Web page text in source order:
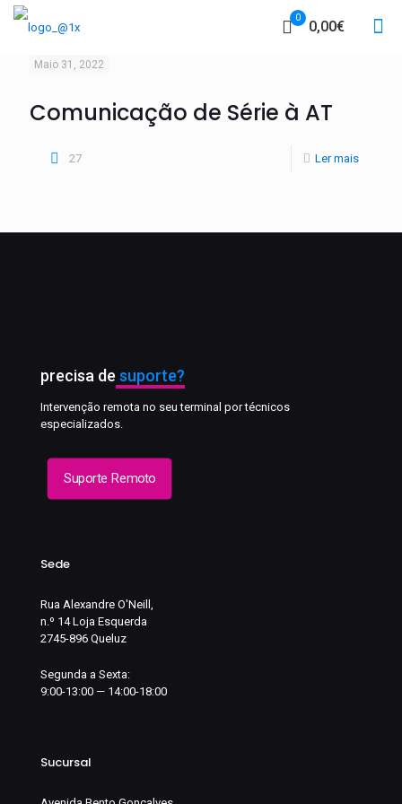
0
0,00€
Maio 31, 2022
Comunicação de Série à AT
27 Ler mais
precisa de suporte?
Intervenção remota no seu terminal por técnicos
especializados.
Suporte Remoto
Sede
Rua Alexandre O'Neill,
n.º 14 Loja Esquerda
2745-896 Queluz
Segunda a Sexta:
9:00-13:00 — 14:00-18:00
Sucursal